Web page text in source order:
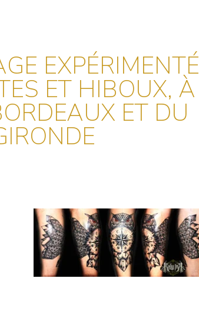
EXPÉRIMENTÉ
ET HIBOUX, À
ET DU